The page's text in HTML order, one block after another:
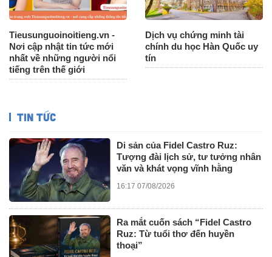
Tieusunguoinoitieng.vn -
Nơi cập nhật tin tức mới
nhất về những người nổi
tiếng trên thế giới
Dịch vụ chứng minh tài
chính du học Hàn Quốc uy
tín
TIN TỨC
Di sản của Fidel Castro Ruz:
Tượng đài lịch sử, tư tưởng nhân
văn và khát vọng vĩnh hằng
16:17 07/08/2026
Ra mắt cuốn sách “Fidel Castro
Ruz: Từ tuổi thơ đến huyền
thoại”